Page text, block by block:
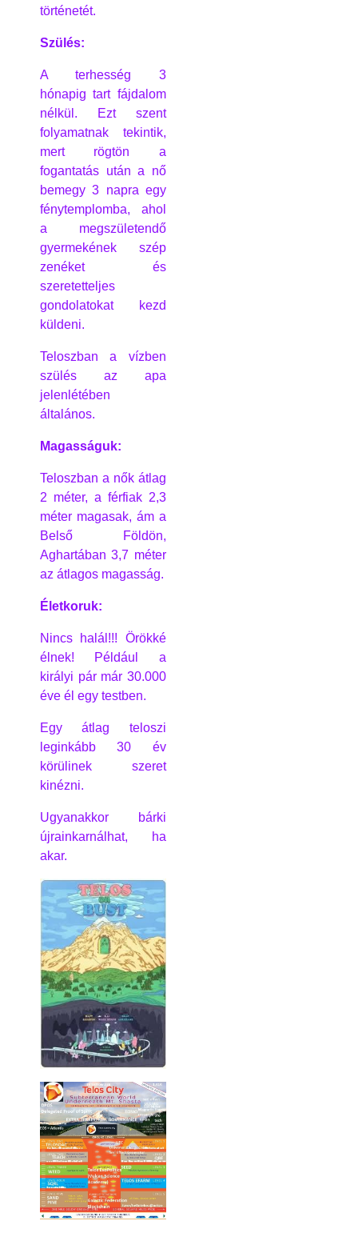
történetét.
Szülés:
A terhesség 3
hónapig tart fájdalom
nélkül. Ezt szent
folyamatnak tekintik,
mert rögtön a
fogantatás után a nő
bemegy 3 napra egy
fénytemplomba, ahol
a megszületendő
gyermekének szép
zenéket és
szeretetteljes
gondolatokat kezd
küldeni.
Teloszban a vízben
szülés az apa
jelenlétében
általános.
Magasságuk:
Teloszban a nők átlag
2 méter, a férfiak 2,3
méter magasak, ám a
Belső Földön,
Aghartában 3,7 méter
az átlagos magasság.
Életkoruk:
Nincs halál!!! Örökké
élnek! Például a
királyi pár már 30.000
éve él egy testben.
Egy átlag teloszi
leginkább 30 év
körülinek szeret
kinézni.
Ugyanakkor bárki
újrainkarnálhat, ha
akar.